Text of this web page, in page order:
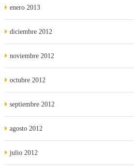
enero 2013
diciembre 2012
noviembre 2012
octubre 2012
septiembre 2012
agosto 2012
julio 2012